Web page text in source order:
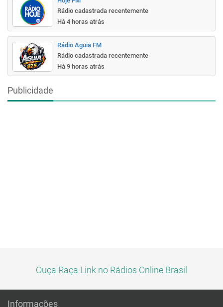
Rádio cadastrada recentemente
Há 4 horas atrás
Rádio Águia FM
Rádio cadastrada recentemente
Há 9 horas atrás
Publicidade
Ouça Raça Link no Rádios Online Brasil
Informações